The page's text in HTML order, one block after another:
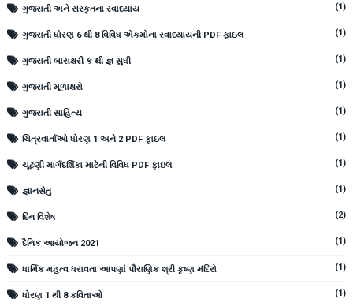
ગુજરાતી અને સંસ્કૃતના સ્વાધ્યાય (1)
ગુજરાતી ધોરણ 6 થી 8 વિવિધ એકમોના સ્વાધ્યાયની PDF ફાઇલ (1)
ગુજરાતી બારાક્ષરી ક થી જ્ઞ સુધી (1)
ગુજરાતી મૂળાક્ષરો (1)
ગુજરાતી સાહિત્ય (1)
ચિત્રવાર્તાઓ ધોરણ 1 અને 2 PDF ફાઇલ (1)
ચૂંટણી માર્ગદર્શિકા માટેની વિવિધ PDF ફાઇલ (1)
જ્ઞાનસેતુ (1)
દિન વિશેષ (2)
દૈનિક આયોજન 2021 (1)
ધાર્મિક મહત્વ ધરાવતા આપણાં પૌરાણિક શ્રી કૃષ્ણ મંદિરો (1)
ધોરણ 1 થી 8 કવિતાઓ (1)